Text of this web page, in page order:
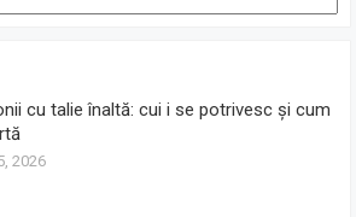
cu talie înaltă: cui i se potrivesc și cum
2026